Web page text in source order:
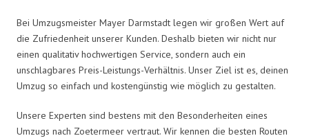
Bei Umzugsmeister Mayer Darmstadt legen wir großen Wert auf
die Zufriedenheit unserer Kunden. Deshalb bieten wir nicht nur
einen qualitativ hochwertigen Service, sondern auch ein
unschlagbares Preis-Leistungs-Verhältnis. Unser Ziel ist es, deinen
Umzug so einfach und kostengünstig wie möglich zu gestalten.
Unsere Experten sind bestens mit den Besonderheiten eines
Umzugs nach Zoetermeer vertraut. Wir kennen die besten Routen